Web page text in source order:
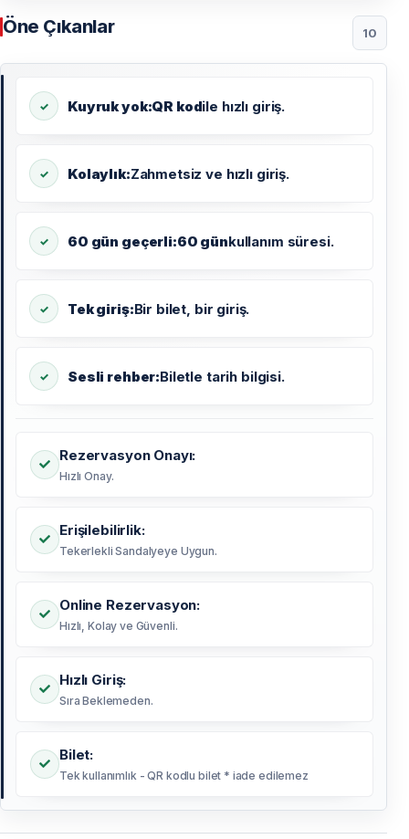
Öne Çıkanlar 10
Kuyruk yok:QR kodile hızlı giriş.
Kolaylık:Zahmetsiz ve hızlı giriş.
60 gün geçerli:60 günkullanım süresi.
Tek giriş:Bir bilet, bir giriş.
Sesli rehber:Biletle tarih bilgisi.
Rezervasyon Onayı:
Hızlı Onay.
Erişilebilirlik:
Tekerlekli Sandalyeye Uygun.
Online Rezervasyon:
Hızlı, Kolay ve Güvenli.
Hızlı Giriş:
Sıra Beklemeden.
Bilet:
Tek kullanımlık - QR kodlu bilet * iade edilemez